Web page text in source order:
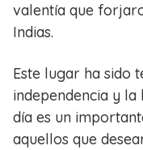
valentía que
Indias.
Este lugar ha sido
independencia y
día es un
aquellos que